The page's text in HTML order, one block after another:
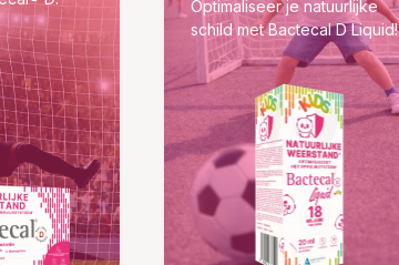
Optimaliseer je natuurlijke
schild met Bactecal D Liquid!